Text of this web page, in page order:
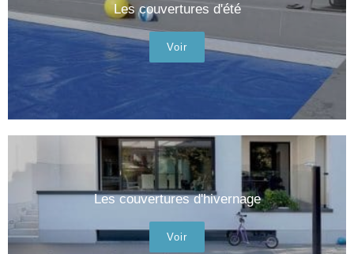
Les couvertures d'été
Voir
Les couvertures d'hivernage
Voir